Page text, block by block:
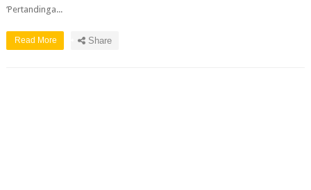
‘Pertandinga...
Read More Share